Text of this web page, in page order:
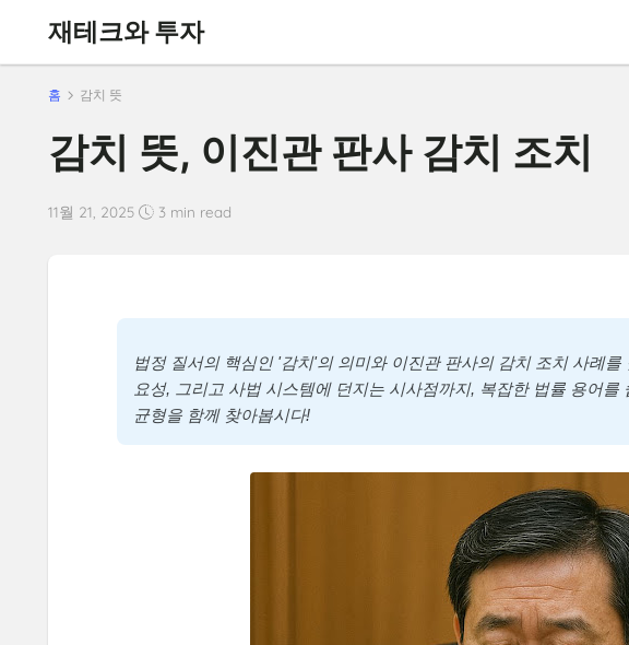
재테크와 투자
홈 감치 뜻
감치 뜻, 이진관 판사 감치 조치
11월 21, 2025 3 min read
법정 질서의 핵심인 '감치'의 의미와 이진관 판사의 감치 조치 사례
요성, 그리고 사법 시스템에 던지는 시사점까지, 복잡한 법률 용어
균형을 함께 찾아봅시다!